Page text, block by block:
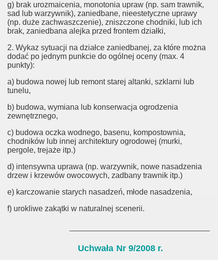
g) brak urozmaicenia, monotonia upraw (np. sam trawnik,
sad lub warzywnik), zaniedbane, nieestetyczne uprawy
(np. duże zachwaszczenie), zniszczone chodniki, lub ich
brak, zaniedbana alejka przed frontem działki,
2. Wykaz sytuacji na działce zaniedbanej, za które można
dodać po jednym punkcie do ogólnej oceny (max. 4
punkty):
a) budowa nowej lub remont starej altanki, szklarni lub
tunelu,
b) budowa, wymiana lub konserwacja ogrodzenia
zewnętrznego,
c) budowa oczka wodnego, basenu, kompostownia,
chodników lub innej architektury ogrodowej (murki,
pergole, trejaże itp.)
d) intensywna uprawa (np. warzywnik, nowe nasadzenia
drzew i krzewów owocowych, zadbany trawnik itp.)
e) karczowanie starych nasadzeń, młode nasadzenia,
f) urokliwe zakątki w naturalnej scenerii.
Uchwała Nr 9/2008 r.